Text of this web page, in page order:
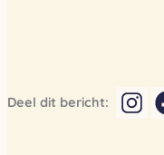
Deel dit bericht: